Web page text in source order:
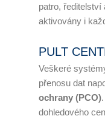
patro, ředitelství
aktivovány i
PULT
Veškeré
přenosu dat
ochrany (PCO)
dohledového